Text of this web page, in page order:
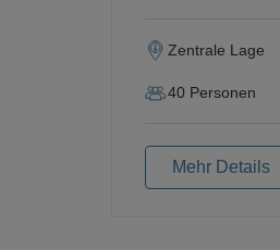
Zentrale Lage
40 Personen
Mehr Details